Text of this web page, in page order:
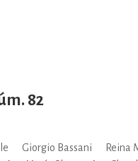
82
Giorgio Bassani Reina